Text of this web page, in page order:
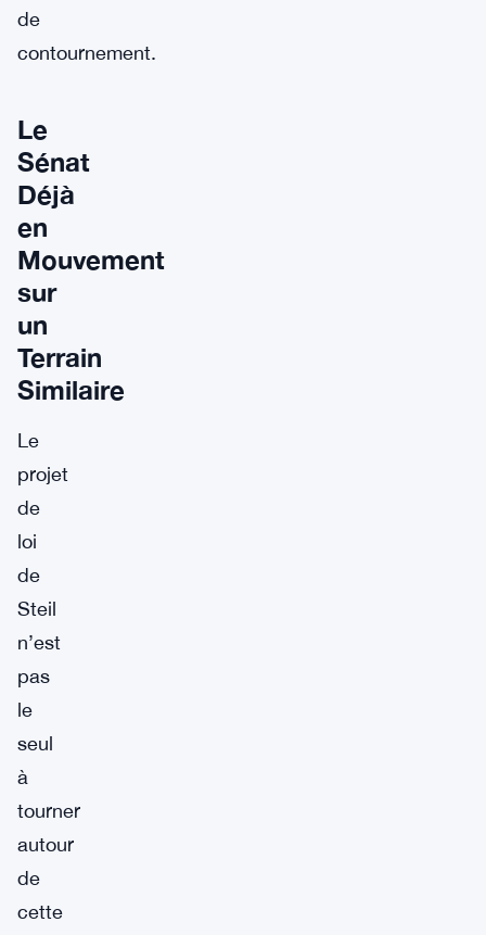
de
contournement.
Le
Sénat
Déjà
en
Mouvement
sur
un
Terrain
Similaire
Le
projet
de
loi
de
Steil
n’est
pas
le
seul
à
tourner
autour
de
cette